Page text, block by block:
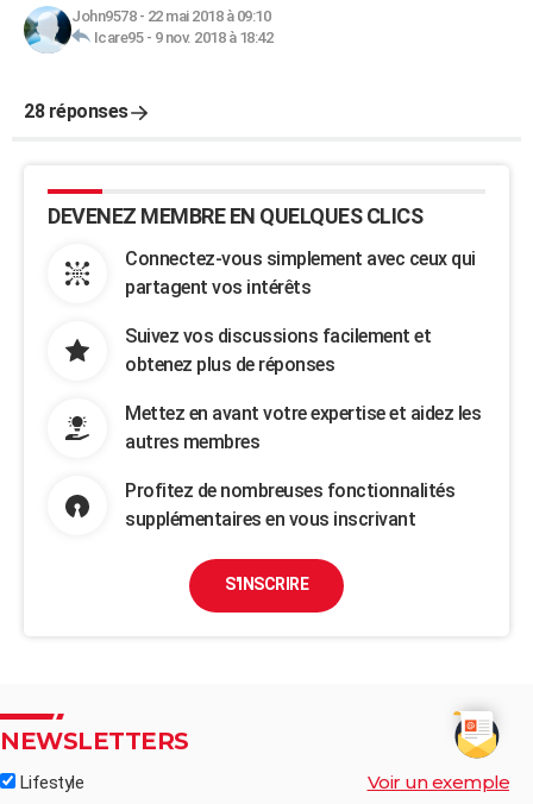
John9578- 22 mai 2018 à 09:10
Icare95- 9 nov. 2018 à 18:42
28 réponses
DEVENEZ MEMBRE EN QUELQUES CLICS
Connectez-vous simplement avec ceux qui
partagent vos intérêts
Suivez vos discussions facilement et
obtenez plus de réponses
Mettez en avant votre expertise et aidez les
autres membres
Profitez de nombreuses fonctionnalités
supplémentaires en vous inscrivant
S'INSCRIRE
NEWSLETTERS
Lifestyle Voir un exemple